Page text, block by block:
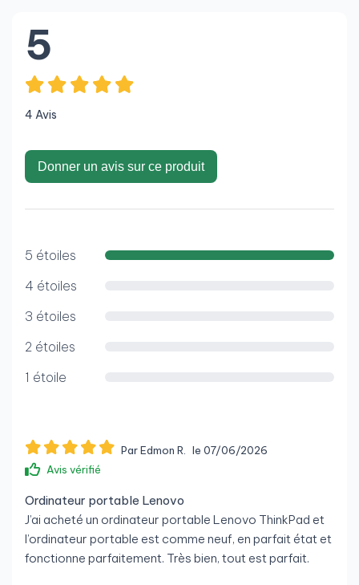
5
4 Avis
Donner un avis sur ce produit
5 étoiles
4 étoiles
3 étoiles
2 étoiles
1 étoile
Par Edmon R.
le 07/06/2026
Avis vérifié
Ordinateur portable Lenovo
J’ai acheté un ordinateur portable Lenovo ThinkPad et
l’ordinateur portable est comme neuf, en parfait état et
fonctionne parfaitement. Très bien, tout est parfait.